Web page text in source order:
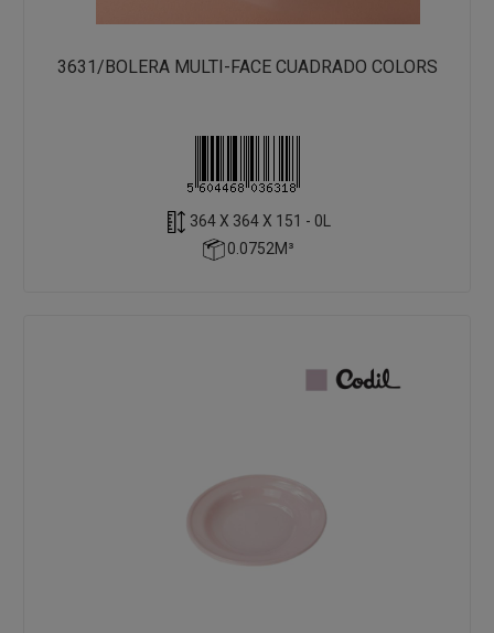
3631/BOLERA MULTI-FACE CUADRADO COLORS
364 X 364 X 151 - 0L
0.0752M³